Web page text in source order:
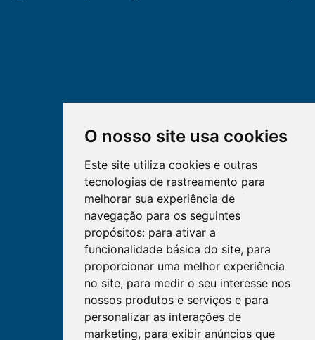
O nosso site usa cookies
Este site utiliza cookies e outras
tecnologias de rastreamento para
melhorar sua experiência de
navegação para os seguintes
propósitos: para ativar a
funcionalidade básica do site, para
proporcionar uma melhor experiência
no site, para medir o seu interesse nos
nossos produtos e serviços e para
personalizar as interações de
marketing, para exibir anúncios que